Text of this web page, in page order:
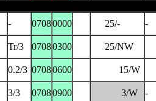
- 07080000 25/- -
Tr/3 07080300 25/NW
0.2/3 07080600 15/W
3/3 07080900 3/W -